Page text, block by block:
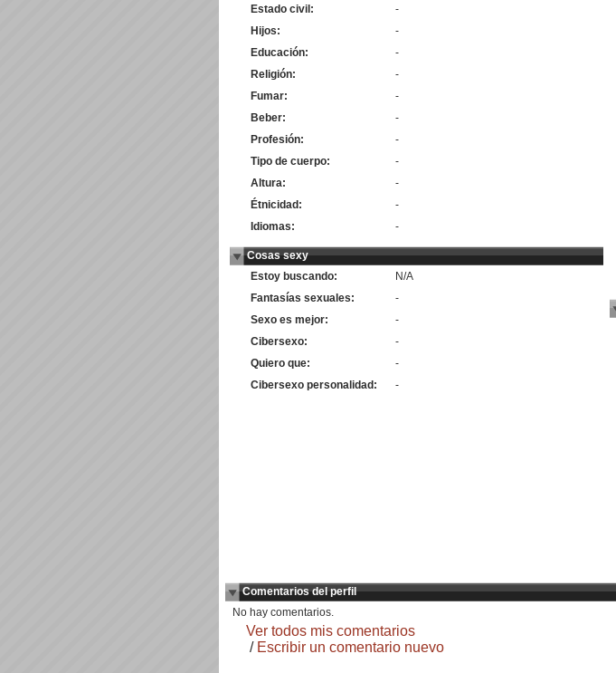
Estado civil:
-
Hijos:
-
Educación:
-
Religión:
-
Fumar:
-
Beber:
-
Profesión:
-
Tipo de cuerpo:
-
Altura:
-
Étnicidad:
-
Idiomas:
-
Cosas sexy
Estoy buscando:
N/A
Fantasías sexuales:
-
Sexo es mejor:
-
Cibersexo:
-
Quiero que:
-
Cibersexo personalidad:
-
Comentarios del perfil
No hay comentarios.
Ver todos mis comentarios
/ Escribir un comentario nuevo